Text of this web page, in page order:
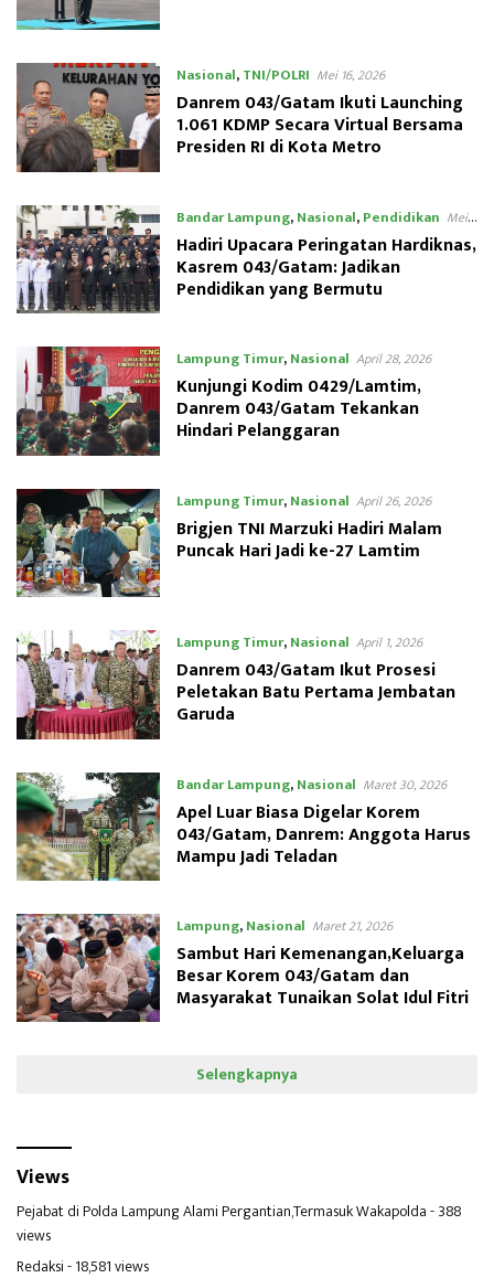
Nasional,TNI/POLRI Mei 16, 2026
Danrem 043/Gatam Ikuti Launching
1.061 KDMP Secara Virtual Bersama
Presiden RI di Kota Metro
Bandar Lampung,Nasional,Pendidikan Mei
4, 2026
Hadiri Upacara Peringatan Hardiknas,
Kasrem 043/Gatam: Jadikan
Pendidikan yang Bermutu
Lampung Timur,Nasional April 28, 2026
Kunjungi Kodim 0429/Lamtim,
Danrem 043/Gatam Tekankan
Hindari Pelanggaran
Lampung Timur,Nasional April 26, 2026
Brigjen TNI Marzuki Hadiri Malam
Puncak Hari Jadi ke-27 Lamtim
Lampung Timur,Nasional April 1, 2026
Danrem 043/Gatam Ikut Prosesi
Peletakan Batu Pertama Jembatan
Garuda
Bandar Lampung,Nasional Maret 30, 2026
Apel Luar Biasa Digelar Korem
043/Gatam, Danrem: Anggota Harus
Mampu Jadi Teladan
Lampung,Nasional Maret 21, 2026
Sambut Hari Kemenangan,Keluarga
Besar Korem 043/Gatam dan
Masyarakat Tunaikan Solat Idul Fitri
Selengkapnya
Views
Pejabat di Polda Lampung Alami Pergantian,Termasuk Wakapolda- 388
views
Redaksi- 18,581 views